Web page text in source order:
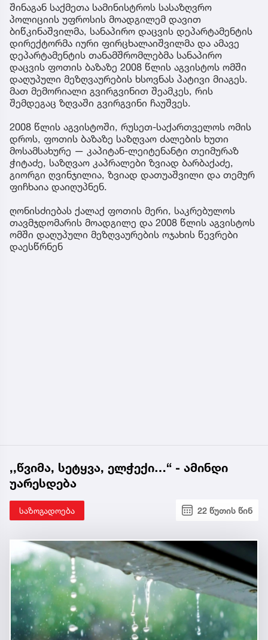
შინაგან საქმეთა სამინისტროს სასაზღვრო
პოლიციის უფროსის მოადგილემ დავით
ბიწკინაშვილმა, სანაპირო დაცვის დეპარტამენტის
დირექტორმა იური ფირცხალაიშვილმა და ამავე
დეპარტამენტის თანამშრომლებმა სანაპირო
დაცვის ფოთის ბაზაზე 2008 წლის აგვისტოს ომში
დაღუპული მეზღვაურების ხსოვნას პატივი მიაგეს.
მათ მემორიალი გვირგვინით შეამკეს, რის
შემდეგაც ზღვაში გვირგვინი ჩაუშვეს.
2008 წლის აგვისტოში, რუსეთ-საქართველოს ომის
დროს, ფოთის ბაზაზე საზღვაო ძალების ხუთი
მოსამსახურე — კაპიტან-ლეიტენანტი თეიმურაზ
ჭიტაძე, საზღვაო კაპრალები ზვიად ბარბაქაძე,
გიორგი ღვინჯილია, ზვიად დათუაშვილი და თემურ
ფიჩხაია დაიღუპნენ.
ღონისძიებას ქალაქ ფოთის მერი, საკრებულოს
თავმჯდომარის მოადგილე და 2008 წლის აგვისტოს
ომში დაღუპული მეზღვაურების ოჯახის წევრები
დაესწრნენ
,,წვიმა, სეტყვა, ელჭექი…“ - ამინდი
უარესდება
საზოგადოება 22 წუთის წინ